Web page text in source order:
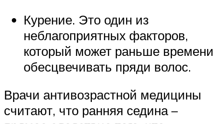
Курение. Это один из
неблагоприятных факторов,
который может раньше времени
обесцвечивать пряди волос.
Врачи антивозрастной медицины
считают, что ранняя седина –